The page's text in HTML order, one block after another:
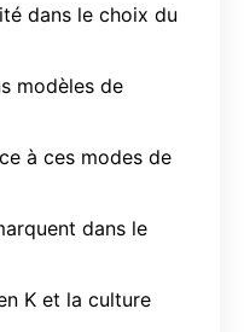
dans le choix du
modèles de
à ces modes de
dans le
K et la culture